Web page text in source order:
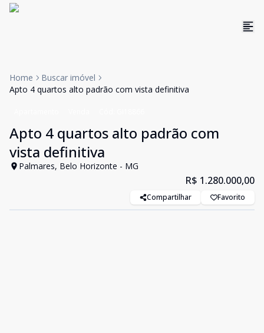
Home
Buscar imóvel
Apto 4 quartos alto padrão com vista definitiva
Apto 4 quartos alto padrão com
vista definitiva
Palmares, Belo Horizonte - MG
R$ 1.280.000,00
Compartilhar Favorito